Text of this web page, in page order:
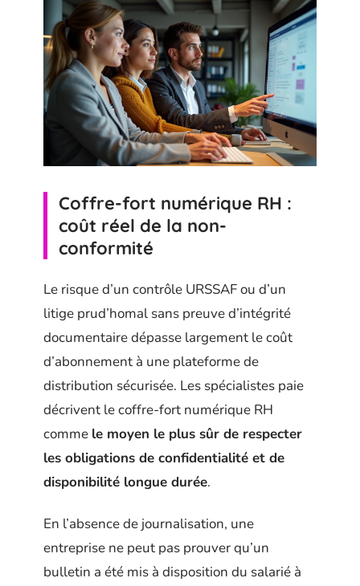
Coffre-fort numérique RH :
coût réel de la non-
conformité
Le risque d’un contrôle URSSAF ou d’un
litige prud’homal sans preuve d’intégrité
documentaire dépasse largement le coût
d’abonnement à une plateforme de
distribution sécurisée. Les spécialistes paie
décrivent le coffre-fort numérique RH
comme le moyen le plus sûr de respecter
les obligations de confidentialité et de
disponibilité longue durée.
En l’absence de journalisation, une
entreprise ne peut pas prouver qu’un
bulletin a été mis à disposition du salarié à